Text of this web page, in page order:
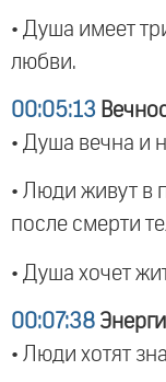
• Душа имеет
любви.
00:05:13
• Душа вечна и
• Люди живут в
после смерти
• Душа хочет
00:07:38
• Люди хотят